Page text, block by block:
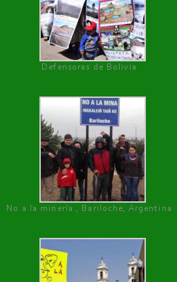
Defensoras de Bolivia
No a la minería , Bariloche, Argentina